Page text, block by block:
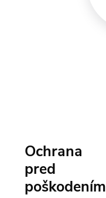
Ochrana
pred
poškodením